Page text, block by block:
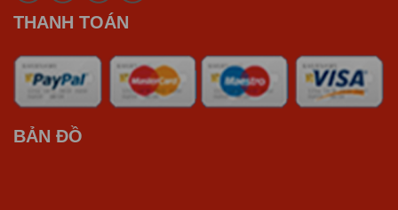
THANH TOÁN
BẢN ĐỒ